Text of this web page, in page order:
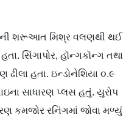
શરૂઆત મિશ્ર વલણથી થઈ
સિંગાપોર, હૉન્ગકૉન્ગ તથા
ઢીલા હતા. ઇન્ડોનેશિયા ૦.૯
સાધારણ પ્લસ હતું. યુરોપ
કમજોર રનિંગમાં જોવા મળ્યું